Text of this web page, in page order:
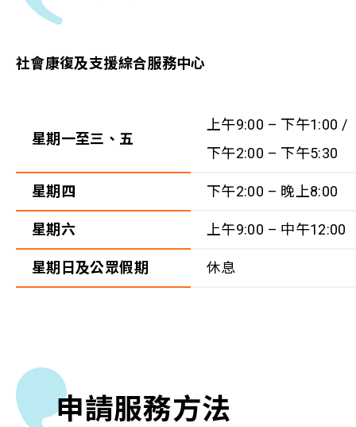
社會康復及支援綜合服務中心
星期一至三、五
上午9:00 – 下午1:00 /
下午2:00 – 下午5:30
星期四 下午2:00 – 晚上8:00
星期六 上午9:00 – 中午12:00
星期日及公眾假期 休息
申請服務方法